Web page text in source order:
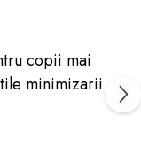
copii mai
minimizarii